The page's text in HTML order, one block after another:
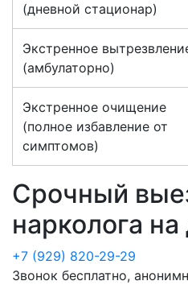
(дневной стационар)
Экстренное
(амбулаторно)
Экстренное очищение
(полное избавление от
симптомов)
Срочный
нарколога
+7 (929) 820-29-29
Звонок бесплатно,